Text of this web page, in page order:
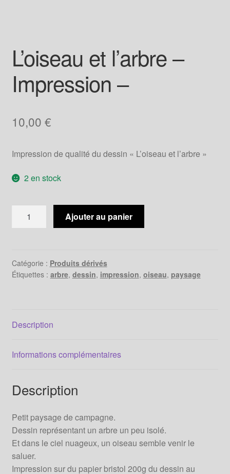
L’oiseau et l’arbre –
Impression –
10,00 €
Impression de qualité du dessin « L’oiseau et l’arbre »
2 en stock
l'arbre
-
Ajouter au panier
Catégorie : Produits dérivés
Étiquettes : arbre, dessin, impression, oiseau, paysage
Description
Informations complémentaires
Description
Petit paysage de campagne.
Dessin représentant un arbre un peu isolé.
Et dans le ciel nuageux, un oiseau semble venir le
saluer.
Impression sur du papier bristol 200g du dessin au